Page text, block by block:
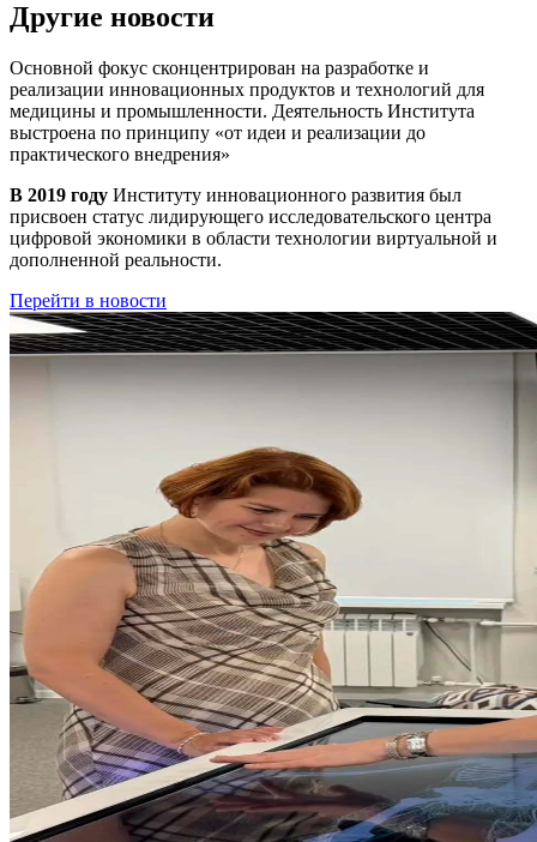
Другие новости
Основной фокус сконцентрирован на разработке и
реализации инновационных продуктов и технологий для
медицины и промышленности. Деятельность Института
выстроена по принципу «от идеи и реализации до
практического внедрения»
В 2019 году Институту инновационного развития был
присвоен статус лидирующего исследовательского центра
цифровой экономики в области технологии виртуальной и
дополненной реальности.
Перейти в новости